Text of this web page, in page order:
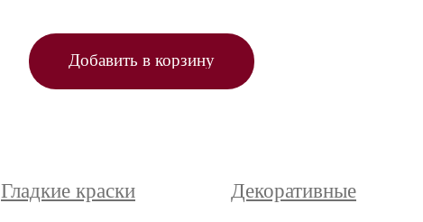
Добавить в корзину
Гладкие краски Декоративные